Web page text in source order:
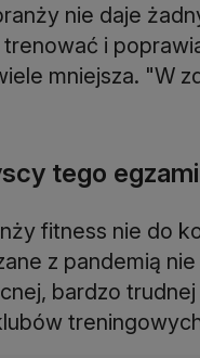
nie daje
i
mniejsza. "W
tego
fitness nie do
z pandemią
bardzo
treningowych